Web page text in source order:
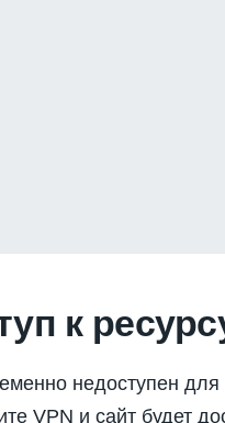
к
недоступен
VPN и сайт будет